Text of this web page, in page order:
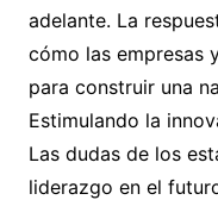
adelante. La
cómo las empresas
para construir una
Estimulando la
Las dudas de los
liderazgo en el